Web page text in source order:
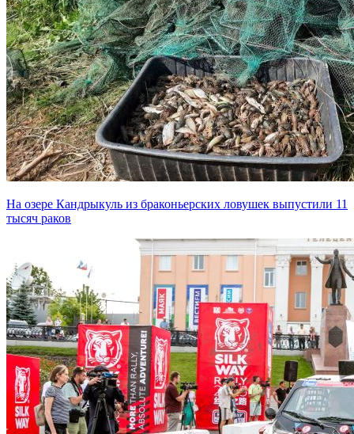
На озере Кандрыкуль из браконьерских ловушек выпустили 11
тысяч раков